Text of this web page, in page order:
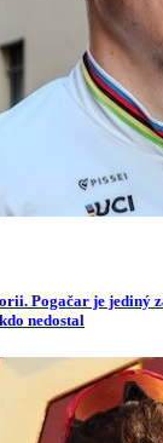
Pogačar je jediný
nedostal